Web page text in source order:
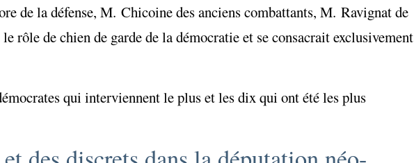
de la défense, M. Chicoine des anciens combattants, M. Ravignat de
rôle de chien de garde de la démocratie et se consacrait exclusivement
qui interviennent le plus et les dix qui ont été les plus